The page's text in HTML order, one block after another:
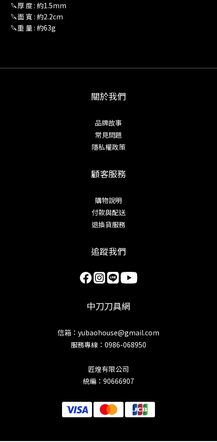
🔪厚 度 : 約1.5mm
🔪面 寬 : 約2.2cm
🔪重 量 : 約63g
關於我們
品牌故事
常見問題
隱私權政策
顧客服務
購物說明
付款與配送
退換貨服務
追蹤我們
中刀刀具網
信箱：yubaohouse@gmail.com
服務專線：0986-068950
匠煌有限公司
統編：90666907